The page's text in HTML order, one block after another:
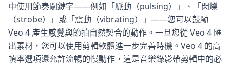
中使用節奏關鍵字——例如「脈動（pulsing）」、「閃爍
（strobe）」或「震動（vibrating）」——您可以鼓勵
Veo 4 產生感覺與節拍自然契合的動作。一旦您從 Veo 4 匯
出素材，您可以使用剪輯軟體進一步完善時機。Veo 4 的高
幀率選項還允許流暢的慢動作，這是音樂錄影帶剪輯中的必